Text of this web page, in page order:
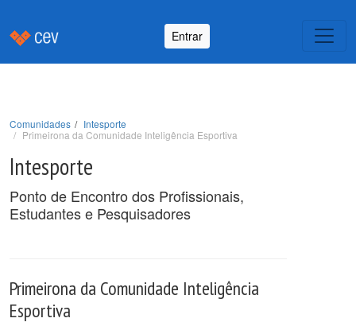
Entrar
Comunidades
Intesporte
Primeirona da Comunidade Inteligência Esportiva
Intesporte
Ponto de Encontro dos Profissionais,
Estudantes e Pesquisadores
Primeirona da Comunidade Inteligência
Esportiva